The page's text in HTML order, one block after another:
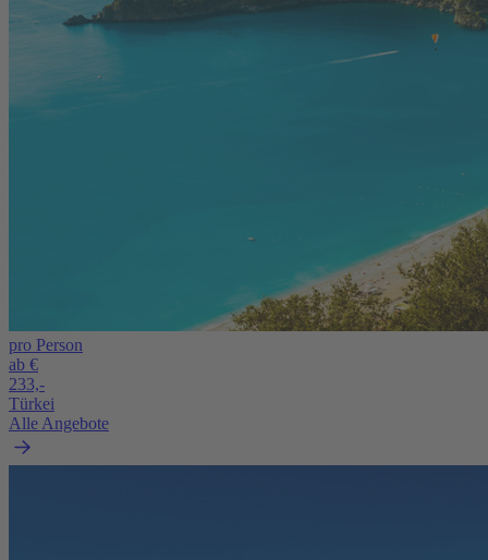
pro Person
ab €
233,-
Türkei
Alle Angebote